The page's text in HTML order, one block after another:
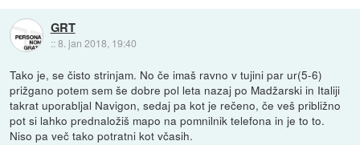
GRT
::8. jan 2018, 19:40
Tako je, se čisto strinjam. No če imaš ravno v tujini par ur(5-6)
prižgano potem sem še dobre pol leta nazaj po Madžarski in Italiji
takrat uporabljal Navigon, sedaj pa kot je rečeno, če veš približno
pot si lahko prednaložiš mapo na pomnilnik telefona in je to to.
Niso pa več tako potratni kot včasih.